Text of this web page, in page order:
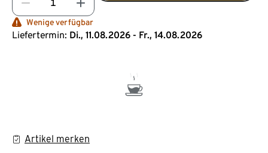
Wenige verfügbar
Liefertermin: Di., 11.08.2026 - Fr., 14.08.2026
Artikel merken